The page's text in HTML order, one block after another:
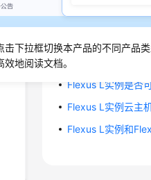
击下拉框切换本产品的不同产品
效地阅读文档。
Flexus L实例的公
Flexus L实例中的
如何查看Flexus L
Flexus L实例是否
Flexus L实例云主
Flexus L实例和